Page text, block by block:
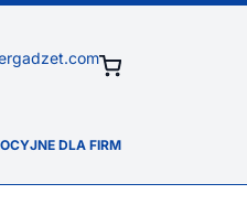
DLA FIRM